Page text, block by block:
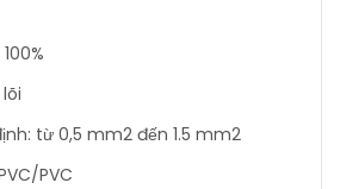
từ 0,5 mm2 đến 1.5 mm2
PVC